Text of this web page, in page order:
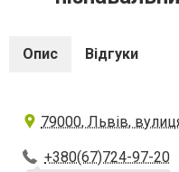
Опис Відгуки
79000, Львів,
+380(67)724-97-20